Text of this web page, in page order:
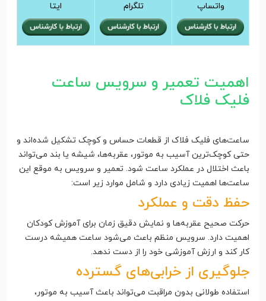
واتساپ
تلگرام
ایتا
اهمیت تعمیر و سرویس ساعت
فلیک فلاک
ساعت‌های فلیک فلاک از قطعات حساس و کوچک تشکیل شده‌اند و
حتی کوچک‌ترین آسیب به موتور، عقربه‌ها، شیشه یا بند می‌تواند
باعث اختلال در عملکرد ساعت شود. تعمیر و سرویس به موقع این
ساعت‌ها اهمیت زیادی دارد و شامل موارد زیر است:
حفظ دقت و عملکرد
حرکت صحیح عقربه‌ها و نمایش دقیق زمان برای آموزش کودکان
اهمیت دارد. سرویس منظم باعث می‌شود ساعت همیشه درست
کار کند و ارزش آموزشی خود را از دست ندهد.
جلوگیری از خرابی‌های گسترده
استفاده طولانی بدون مراقبت می‌تواند باعث آسیب به موتور،